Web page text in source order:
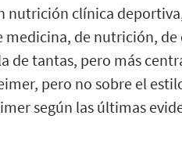
nutrición clínica
medicina, de nutrición,
de tantas, pero más
pero no sobre el
según las últimas